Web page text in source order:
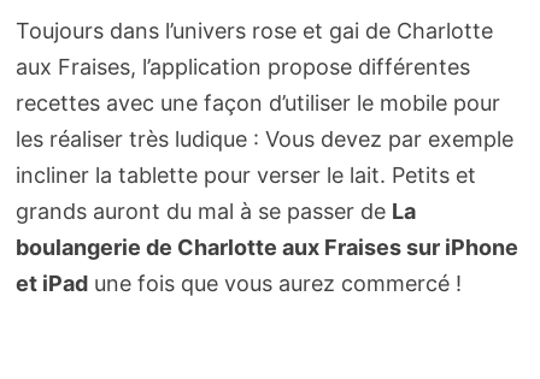
Toujours dans l’univers rose et gai de Charlotte
aux Fraises, l’application propose différentes
recettes avec une façon d’utiliser le mobile pour
les réaliser très ludique : Vous devez par exemple
incliner la tablette pour verser le lait. Petits et
grands auront du mal à se passer de La
boulangerie de Charlotte aux Fraises sur iPhone
et iPadune fois que vous aurez commercé !